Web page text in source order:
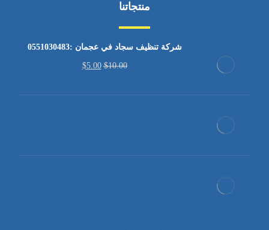
منتجاتنا
شركة تنظيف سجاد في عجمان :0551030483
$10.00
$5.00